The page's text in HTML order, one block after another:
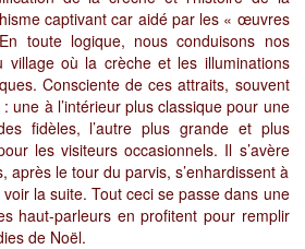
captivant car aidé par les « œuvres
toute logique, nous conduisons nos
village où la crèche et les illuminations
Consciente de ces attraits, souvent
une à l’intérieur plus classique pour une
fidèles, l’autre plus grande et plus
les visiteurs occasionnels. Il s’avère
après le tour du parvis, s’enhardissent à
la suite. Tout ceci se passe dans une
haut-parleurs en profitent pour remplir
de Noël.